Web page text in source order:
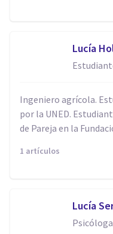
Lucía
Ingeniero agrícola.
por la UNED.
de Pareja en la
1 artículos
Lucía
Psicóloga